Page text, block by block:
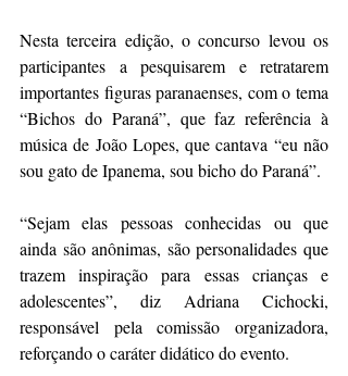
Nesta terceira edição, o concurso levou os
participantes a pesquisarem e retratarem
importantes figuras paranaenses, com o tema
“Bichos do Paraná”, que faz referência à
música de João Lopes, que cantava “eu não
sou gato de Ipanema, sou bicho do Paraná”.
“Sejam elas pessoas conhecidas ou que
ainda são anônimas, são personalidades que
trazem inspiração para essas crianças e
adolescentes”, diz Adriana Cichocki,
responsável pela comissão organizadora,
reforçando o caráter didático do evento.